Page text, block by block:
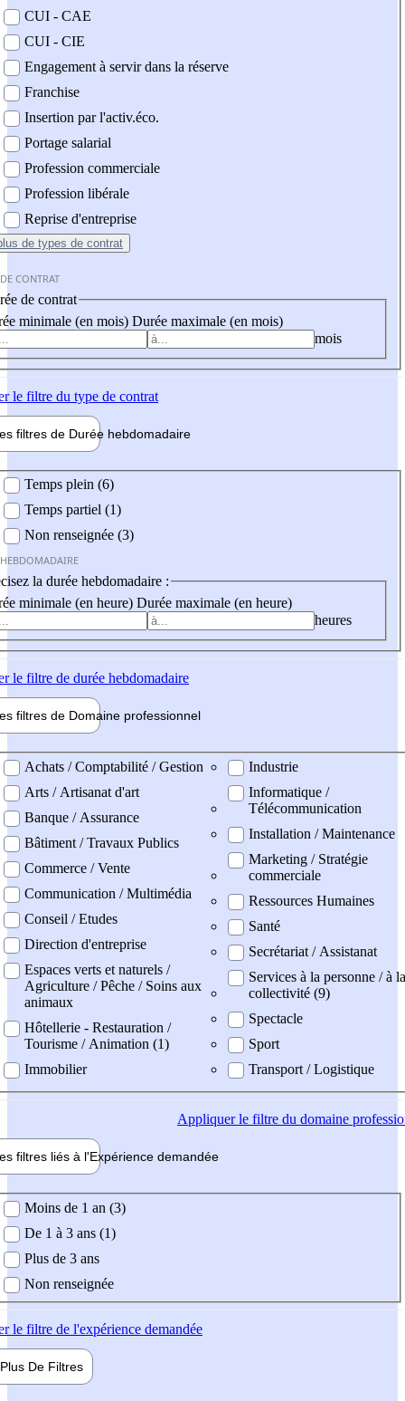
CUI - CAE
CUI - CIE
Engagement à servir dans la réserve
Franchise
Insertion par l'activ.éco.
Portage salarial
Profession commerciale
Profession libérale
Reprise d'entreprise
de types de contrat
CONTRAT
de contrat
minimale (en mois) Durée maximale (en mois)
mois
le filtre du type de contrat
filtres de Durée hebdomadaire
Temps plein (6)
Temps partiel (1)
Non renseignée (3)
la durée hebdomadaire :
minimale (en heure) Durée maximale (en heure)
heures
le filtre de durée hebdomadaire
filtres de Domaine professionnel
professionel
Achats / Comptabilité / Gestion
Arts / Artisanat d'art
Banque / Assurance
Bâtiment / Travaux Publics
Commerce / Vente
Communication / Multimédia
Conseil / Etudes
Direction d'entreprise
Espaces verts et naturels /
Agriculture / Pêche / Soins aux
animaux
Hôtellerie - Restauration /
Tourisme / Animation (1)
Immobilier
Industrie
Informatique /
Télécommunication
Installation / Maintenance
Marketing / Stratégie
commerciale
Ressources Humaines
Santé
Secrétariat / Assistanat
Services à la personne / à la
collectivité (9)
Spectacle
Sport
Transport / Logistique
Appliquerle filtre du domaine
filtres liés à l'Expérience demandée
demandée
Moins de 1 an (3)
De 1 à 3 ans (1)
Plus de 3 ans
Non renseignée
le filtre de l'expérience demandée
Plus De Filtres